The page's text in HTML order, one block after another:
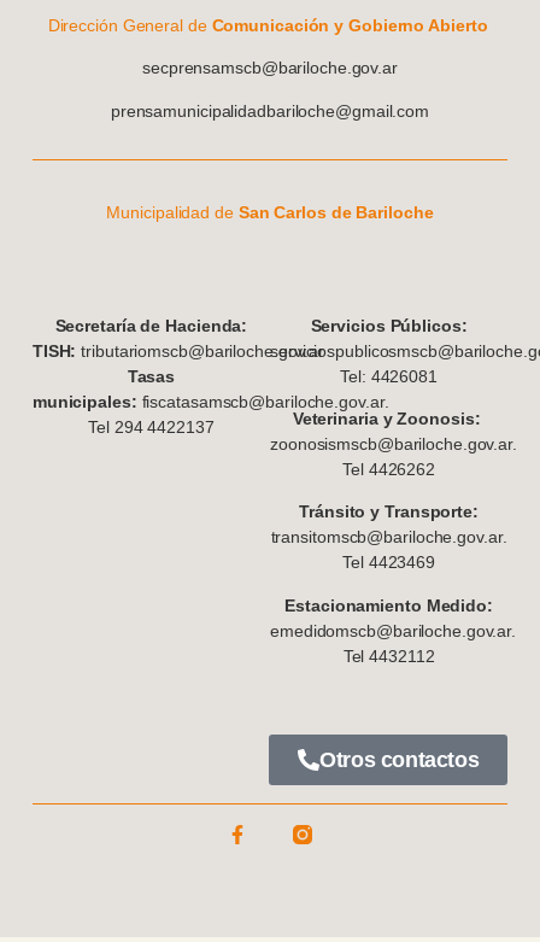
Dirección General de Comunicación y Gobierno Abierto
secprensamscb@bariloche.gov.ar
prensamunicipalidadbariloche@gmail.com
Municipalidad deSan Carlos de Bariloche
Secretaría de Hacienda:
TISH: tributariomscb@bariloche.gov.ar
Tasas
municipales: fiscatasamscb@bariloche.gov.ar.
Tel 294 4422137
Servicios Públicos:
Tel: 4426081
Veterinaria y Zoonosis:
zoonosismscb@bariloche.gov.ar.
Tel 4426262
Tránsito y Transporte:
transitomscb@bariloche.gov.ar.
Tel 4423469
Estacionamiento Medido:
emedidomscb@bariloche.gov.ar.
Tel 4432112
Otros contactos